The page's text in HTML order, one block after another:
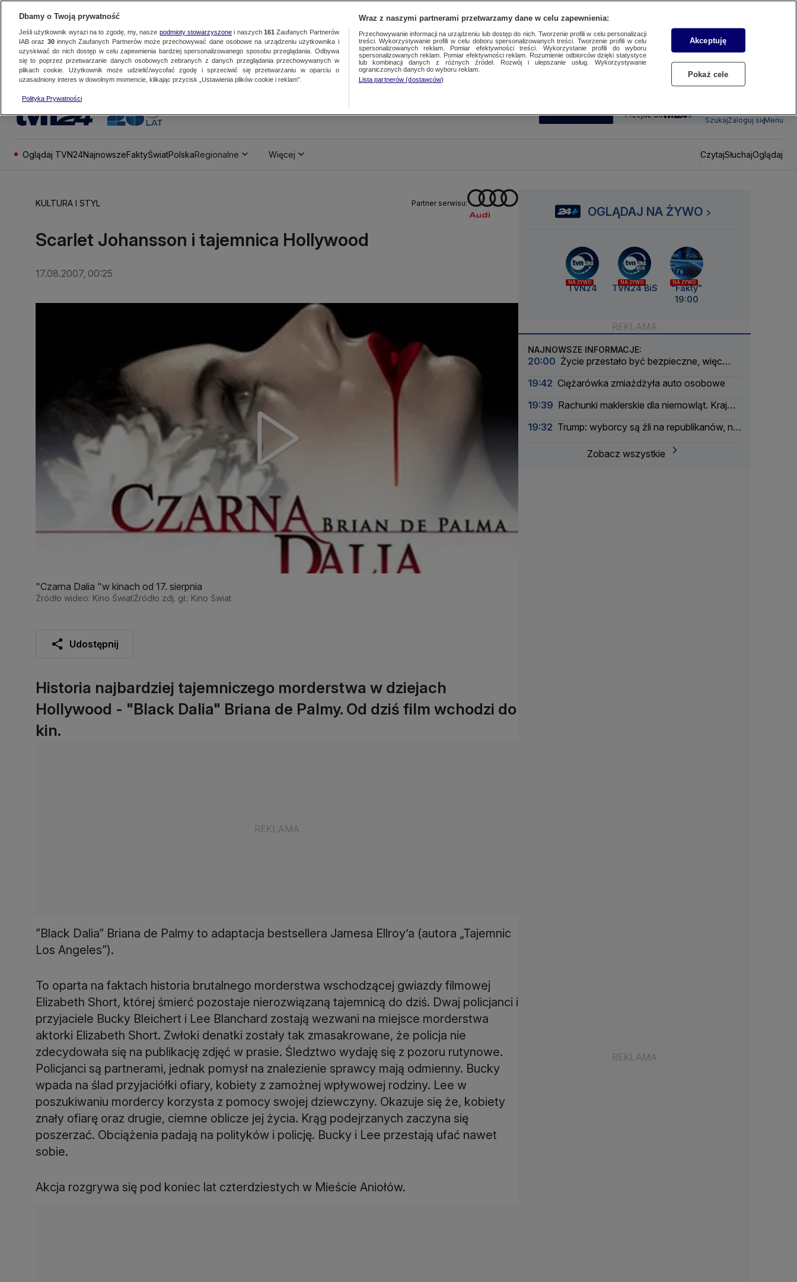
SUBSKRYBUJ Przejdź do
SzukajZaloguj sięMenu
Oglądaj TVN24NajnowszeFaktyŚwiatPolskaRegionalne Więcej CzytajSłuchajOglądaj
KULTURA I STYL Partner serwisu:
Scarlet Johansson i tajemnica Hollywood
17.08.2007, 00:25
"Czarna Dalia "w kinach od 17. sierpnia
Źródło wideo: Kino ŚwiatŹródło zdj. gł.: Kino Świat
Udostępnij
Historia najbardziej tajemniczego morderstwa w dziejach
Hollywood - "Black Dalia" Briana de Palmy. Od dziś film wchodzi do
kin.
”Black Dalia” Briana de Palmy to adaptacja bestsellera Jamesa Ellroy’a (autora „Tajemnic
Los Angeles”).
To oparta na faktach historia brutalnego morderstwa wschodzącej gwiazdy filmowej
Elizabeth Short, której śmierć pozostaje nierozwiązaną tajemnicą do dziś. Dwaj policjanci i
przyjaciele Bucky Bleichert i Lee Blanchard zostają wezwani na miejsce morderstwa
aktorki Elizabeth Short. Zwłoki denatki zostały tak zmasakrowane, że policja nie
zdecydowała się na publikację zdjęć w prasie. Śledztwo wydaję się z pozoru rutynowe.
Policjanci są partnerami, jednak pomysł na znalezienie sprawcy mają odmienny. Bucky
wpada na ślad przyjaciółki ofiary, kobiety z zamożnej wpływowej rodziny. Lee w
poszukiwaniu mordercy korzysta z pomocy swojej dziewczyny. Okazuje się że, kobiety
znały ofiarę oraz drugie, ciemne oblicze jej życia. Krąg podejrzanych zaczyna się
poszerzać. Obciążenia padają na polityków i policję. Bucky i Lee przestają ufać nawet
sobie.
Akcja rozgrywa się pod koniec lat czterdziestych w Mieście Aniołów.
OGLĄDAJ NA ŻYWO
NA ŻYWO
TVN24
NA ŻYWO
TVN24 BiS
NA ŻYWO
"Fakty"
19:00
NAJNOWSZE INFORMACJE:
20:00 Życie przestało być bezpieczne, więc
zabrał tam córkę?
19:42 Ciężarówka zmiażdżyła auto osobowe
19:39 Rachunki maklerskie dla niemowląt. Kraj
19:32 Trump: wyborcy są źli na republikanów, nie
Zobacz wszystkie
Dbamy o Twoją prywatność
Jeśli użytkownik wyrazi na to zgodę, my, nasze podmioty stowarzyszonei naszych 161 Zaufanych Partnerów
IAB oraz 30innych Zaufanych Partnerów może przechowywać dane osobowe na urządzeniu użytkownika i
uzyskiwać do nich dostęp w celu zapewnienia bardziej spersonalizowanego sposobu przeglądania. Odbywa
się to poprzez przetwarzanie danych osobowych zebranych z danych przeglądania przechowywanych w
plikach cookie. Użytkownik może udzielić/wycofać zgodę i sprzeciwić się przetwarzaniu w oparciu o
uzasadniony interes w dowolnym momencie, klikając przycisk „Ustawienia plików cookie i reklam”.
Polityka Prywatności
Wraz z naszymi partnerami przetwarzamy dane w celu zapewnienia:
Przechowywanie informacji na urządzeniu lub dostęp do nich. Tworzenie profili w celu personalizacji
treści. Wykorzystywanie profili w celu doboru spersonalizowanych treści. Tworzenie profili w celu
spersonalizowanych reklam. Pomiar efektywności treści. Wykorzystanie profili do wyboru
spersonalizowanych reklam. Pomiar efektywności reklam. Rozumienie odbiorców dzięki statystyce
lub kombinacji danych z różnych źródeł. Rozwój i ulepszanie usług. Wykorzystywanie
ograniczonych danych do wyboru reklam.
Lista partnerów (dostawców)
Akceptuję
Pokaż cele